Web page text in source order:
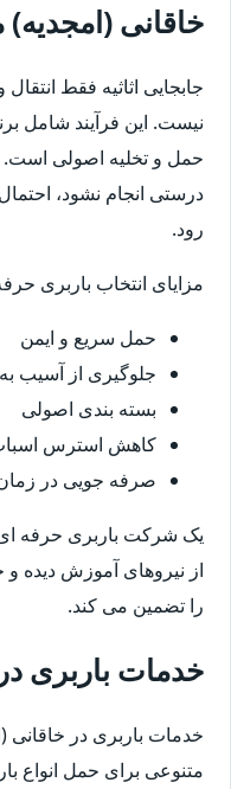
خاقانی
جابجایی اثاثیه فقط
نیست. این فرآیند شامل
حمل و تخلیه اصولی است.
درستی انجام نشود،
رود.
مزایای انتخاب باربری
حمل سریع و ایمن
جلوگیری از آسیب
بسته بندی اصولی
کاهش استرس
صرفه جویی در
یک شرکت باربری حرفه ای
از نیروهای آموزش دیده
را تضمین می کند.
خدمات باربری
خدمات باربری در
متنوعی برای حمل انواع